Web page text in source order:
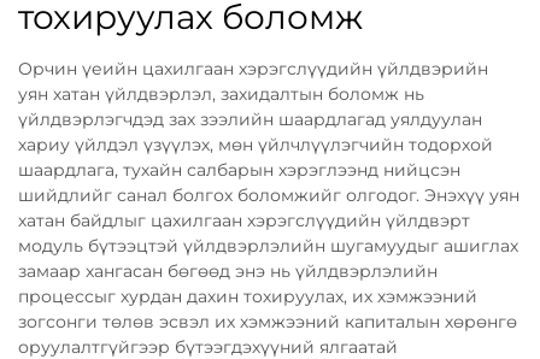
тохируулах боломж
Орчин үеийн цахилгаан хэрэгслүүдийн үйлдвэрийн
уян хатан үйлдвэрлэл, захидалтын боломж нь
үйлдвэрлэгчдэд зах зээлийн шаардлагад уялдуулан
хариу үйлдэл үзүүлэх, мөн үйлчлүүлэгчийн тодорхой
шаардлага, тухайн салбарын хэрэглээнд нийцсэн
шийдлийг санал болгох боломжийг олгодог. Энэхүү уян
хатан байдлыг цахилгаан хэрэгслүүдийн үйлдвэрт
модуль бүтээцтэй үйлдвэрлэлийн шугамуудыг ашиглах
замаар хангасан бөгөөд энэ нь үйлдвэрлэлийн
процессыг хурдан дахин тохируулах, их хэмжээний
зогсонги төлөв эсвэл их хэмжээний капиталын хөрөнгө
оруулалтгүйгээр бүтээгдэхүүний ялгаатай